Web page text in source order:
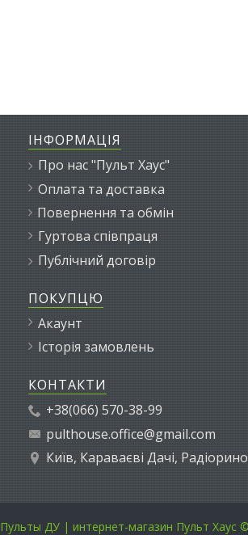
ІНФОРМАЦІЯ
Про нас "Пульт Хаус"
Оплата та доставка
Повернення та обмін
Гуртова співпраця
Публічний договір
ПОКУПЦЮ
Акаунт
Історія замовлень
КОНТАКТИ
+38(066) 570-38-99
pulthouse.office@gmail.com
Київ, Караваєві Дачі,
Пульты ДУ | интернет-магазин Пульт Хаус